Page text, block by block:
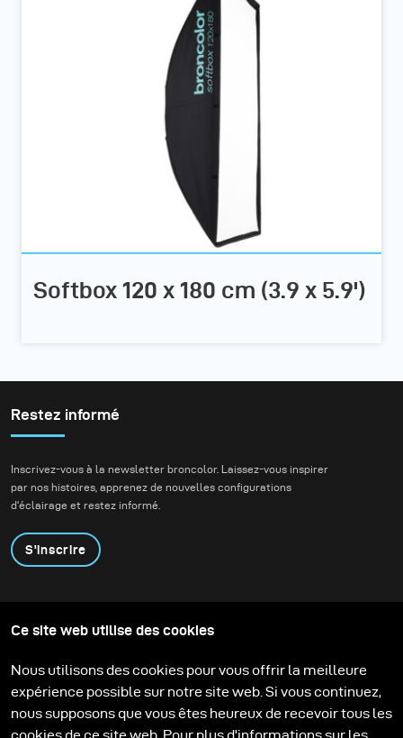
Softbox 120 x 180 cm (3.9 x 5.9')
Restez informé
Inscrivez-vous à la newsletter broncolor. Laissez-vous inspirer
par nos histoires, apprenez de nouvelles configurations
d'éclairage et restez informé.
S'inscrire
Contactez-nous
Technologies
Support
Carrière
Media Center
Ce site web utilise des cookies
Nous utilisons des cookies pour vous offrir la meilleure
expérience possible sur notre site web. Si vous continuez,
nous supposons que vous êtes heureux de recevoir tous les
cookies de ce site web. Pour plus d'informations sur les